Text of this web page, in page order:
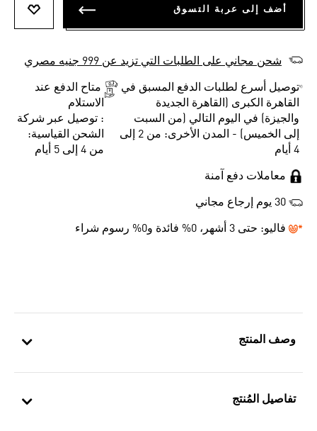
وصف المنتج
تفاصيل المُنتج
أضف إلى عربة التسوق
شحن مجاني على الطلبات التي تزيد عن 999 جنيه مصري
توصيل أسرع لطلبات الدفع المسبق في
القاهرة الكبرى (القاهرة الجديدة
والجيزة) في اليوم التالي (من السبت
إلى الخميس) - المدن الأخرى: من 2 إلى
4 أيام
متاح الدفع عند
الاستلام
: توصيل عبر شركة
الشحن القياسية:
من 4 إلى 5 أيام
معاملات دفع آمنة
فاليو: حتى 3 أشهر، 0% فائدة و0% رسوم شراء